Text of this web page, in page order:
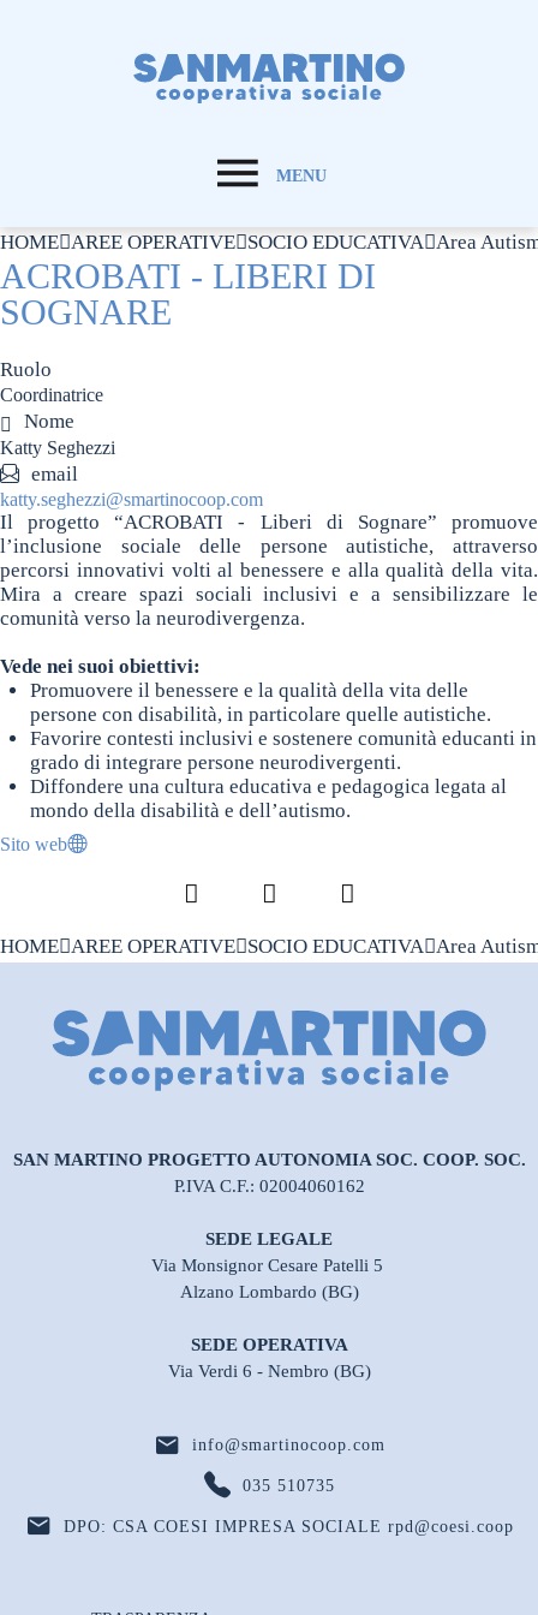
MENU
HOME AREE OPERATIVE SOCIO EDUCATIVA Area
ACROBATI - LIBERI DI
SOGNARE
Il progetto “ACROBATI - Liberi di Sognare” promuove
l’inclusione sociale delle persone autistiche, attraverso
percorsi innovativi volti al benessere e alla qualità della vita.
Mira a creare spazi sociali inclusivi e a sensibilizzare le
comunità verso la neurodivergenza.
Vede nei suoi obiettivi:
Promuovere il benessere e la qualità della vita delle
persone con disabilità, in particolare quelle autistiche.
Favorire contesti inclusivi e sostenere comunità educanti in
grado di integrare persone neurodivergenti.
Diffondere una cultura educativa e pedagogica legata al
mondo della disabilità e dell’autismo.
Sito web
Ruolo
Coordinatrice
Nome
Katty Seghezzi
email
katty.seghezzi@smartinocoop.com
Facebook LinkedIn
HOME AREE OPERATIVE SOCIO EDUCATIVA Area
SAN MARTINO PROGETTO AUTONOMIA SOC. COOP. SOC.
P.IVA C.F.: 02004060162
SEDE LEGALE
Via Monsignor Cesare Patelli 5
Alzano Lombardo (BG)
SEDE OPERATIVA
Via Verdi 6 - Nembro (BG)
info@smartinocoop.com
035 510735
DPO: CSA COESI IMPRESA SOCIALE rpd@coesi.coop